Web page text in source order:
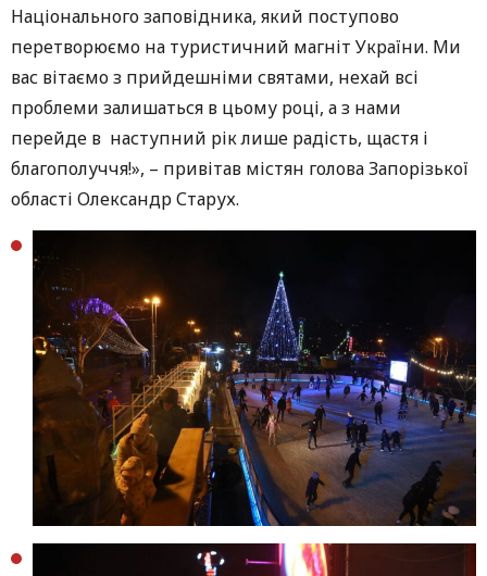
Національного заповідника, який поступово
перетворюємо на туристичний магніт України. Ми
вас вітаємо з прийдешніми святами, нехай всі
проблеми залишаться в цьому році, а з нами
перейде в наступний рік лише радість, щастя і
благополуччя!», – привітав містян голова Запорізької
області Олександр Старух.